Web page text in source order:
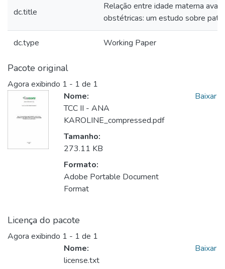
dc.title
Relação entre idade materna
obstétricas: um estudo sobre
dc.type Working Paper
Pacote original
Agora exibindo 1 - 1 de 1
Nome:
TCC II - ANA
KAROLINE_compressed.pdf
Tamanho:
273.11 KB
Formato:
Adobe Portable Document
Format
Baixar
Licença do pacote
Agora exibindo 1 - 1 de 1
Nome:
license.txt
Baixar